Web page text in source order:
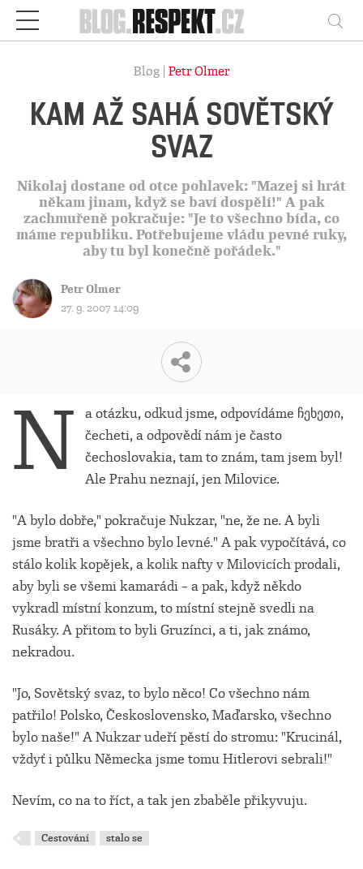
Respekt
Blog | Petr Olmer
KAM AŽ SAHÁ SOVĚTSKÝ
SVAZ
Nikolaj dostane od otce pohlavek: "Mazej si hrát
někam jinam, když se baví dospělí!" A pak
zachmuřeně pokračuje: "Je to všechno bída, co
máme republiku. Potřebujeme vládu pevné ruky,
aby tu byl konečně pořádek."
Petr Olmer
27. 9. 2007 14:09
N
a otázku, odkud jsme, odpovídáme ჩეხეთი,
čecheti, a odpovědí nám je často
čechoslovakia, tam to znám, tam jsem byl!
Ale Prahu neznají, jen Milovice.
"A bylo dobře," pokračuje Nukzar, "ne, že ne. A byli
jsme bratři a všechno bylo levné." A pak vypočítává, co
stálo kolik kopějek, a kolik nafty v Milovicích prodali,
aby byli se všemi kamarádi – a pak, když někdo
vykradl místní konzum, to místní stejně svedli na
Rusáky. A přitom to byli Gruzínci, a ti, jak známo,
nekradou.
"Jo, Sovětský svaz, to bylo něco! Co všechno nám
patřilo! Polsko, Československo, Maďarsko, všechno
bylo naše!" A Nukzar udeří pěstí do stromu: "Krucinál,
vždyť i půlku Německa jsme tomu Hitlerovi sebrali!"
Nevím, co na to říct, a tak jen zbaběle přikyvuju.
Cestování stalo se